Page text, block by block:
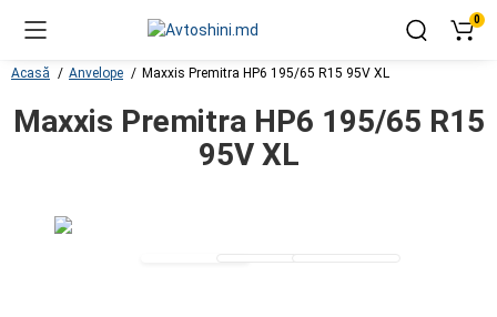
0
Acasă Anvelope Maxxis Premitra HP6 195/65 R15 95V XL
Maxxis Premitra HP6 195/65 R15
95V XL